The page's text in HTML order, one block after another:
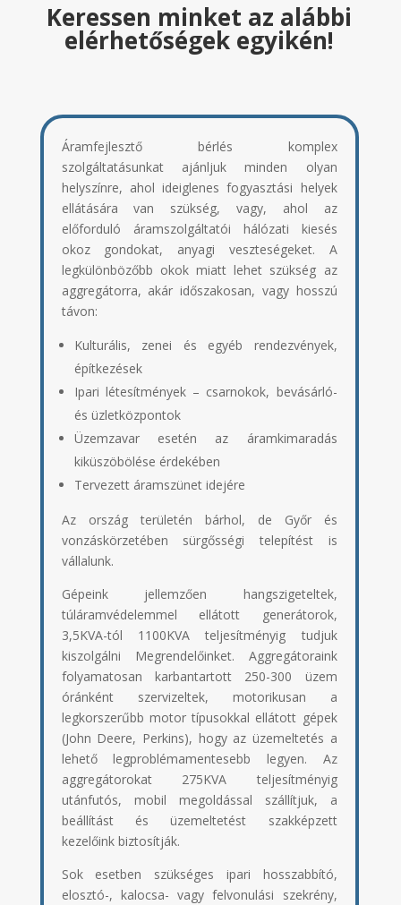
Keressen minket az alábbi
elérhetőségek egyikén!
Áramfejlesztő bérlés komplex
szolgáltatásunkat ajánljuk minden olyan
helyszínre, ahol ideiglenes fogyasztási helyek
ellátására van szükség, vagy, ahol az
előforduló áramszolgáltatói hálózati kiesés
okoz gondokat, anyagi veszteségeket. A
legkülönbözőbb okok miatt lehet szükség az
aggregátorra, akár időszakosan, vagy hosszú
távon:
Kulturális, zenei és egyéb rendezvények,
építkezések
Ipari létesítmények – csarnokok, bevásárló-
és üzletközpontok
Üzemzavar esetén az áramkimaradás
kiküszöbölése érdekében
Tervezett áramszünet idejére
Az ország területén bárhol, de Győr és
vonzáskörzetében sürgősségi telepítést is
vállalunk.
Gépeink jellemzően hangszigeteltek,
túláramvédelemmel ellátott generátorok,
3,5KVA-tól 1100KVA teljesítményig tudjuk
kiszolgálni Megrendelőinket. Aggregátoraink
folyamatosan karbantartott 250-300 üzem
óránként szervizeltek, motorikusan a
legkorszerűbb motor típusokkal ellátott gépek
(John Deere, Perkins), hogy az üzemeltetés a
lehető legproblémamentesebb legyen. Az
aggregátorokat 275KVA teljesítményig
utánfutós, mobil megoldással szállítjuk, a
beállítást és üzemeltetést szakképzett
kezelőink biztosítják.
Sok esetben szükséges ipari hosszabbító,
elosztó-, kalocsa- vagy felvonulási szekrény,